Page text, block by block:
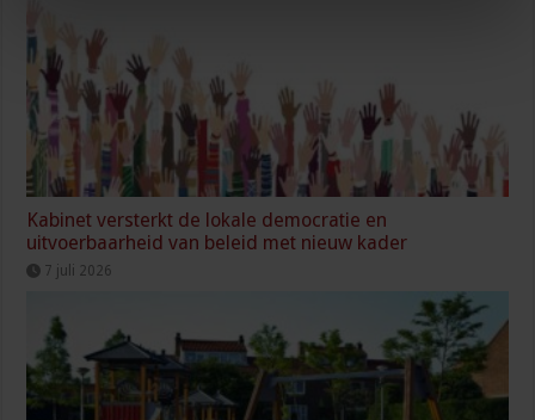
Kabinet versterkt de lokale democratie en
uitvoerbaarheid van beleid met nieuw kader
7 juli 2026